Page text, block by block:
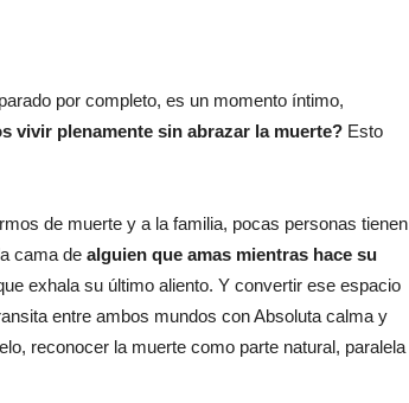
por completo, es un momento íntimo,
vivir plenamente sin abrazar la muerte? Esto
de muerte y a la familia, pocas personas tienen
cama de alguien que amas mientras hace su
exhala su último aliento. Y convertir ese espacio
entre ambos mundos con Absoluta calma y
reconocer la muerte como parte natural, paralela